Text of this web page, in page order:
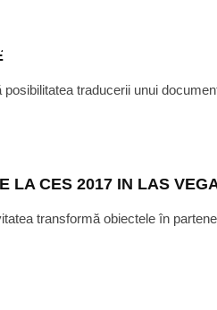
CU
traducerii unui
LA CES 2017 IN LAS
transformă obiectele în